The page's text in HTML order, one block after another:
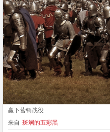
赢下营销战役
来自 斑斓的五彩黑